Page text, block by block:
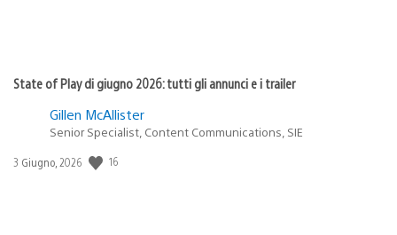
State of Play di giugno 2026: tutti gli annunci e i trailer
Gillen McAllister
Senior Specialist, Content Communications, SIE
Data
3 Giugno, 2026 16